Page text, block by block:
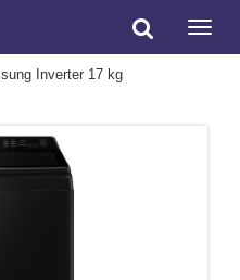
Toggle
Inverter 17 kg